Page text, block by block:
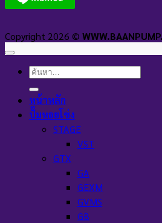
Copyright 2026 ©
ค้นหา:
หน้าหลัก
ปั๊มหอยโข่ง
STAGE
VST
GTX
GA
GEXM
GVMS
GB